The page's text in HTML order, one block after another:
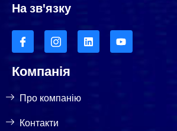
На зв'язку
Компанія
Про компанію
Контакти